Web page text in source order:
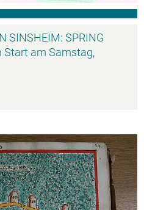
SINSHEIM: SPRING
Start am Samstag,